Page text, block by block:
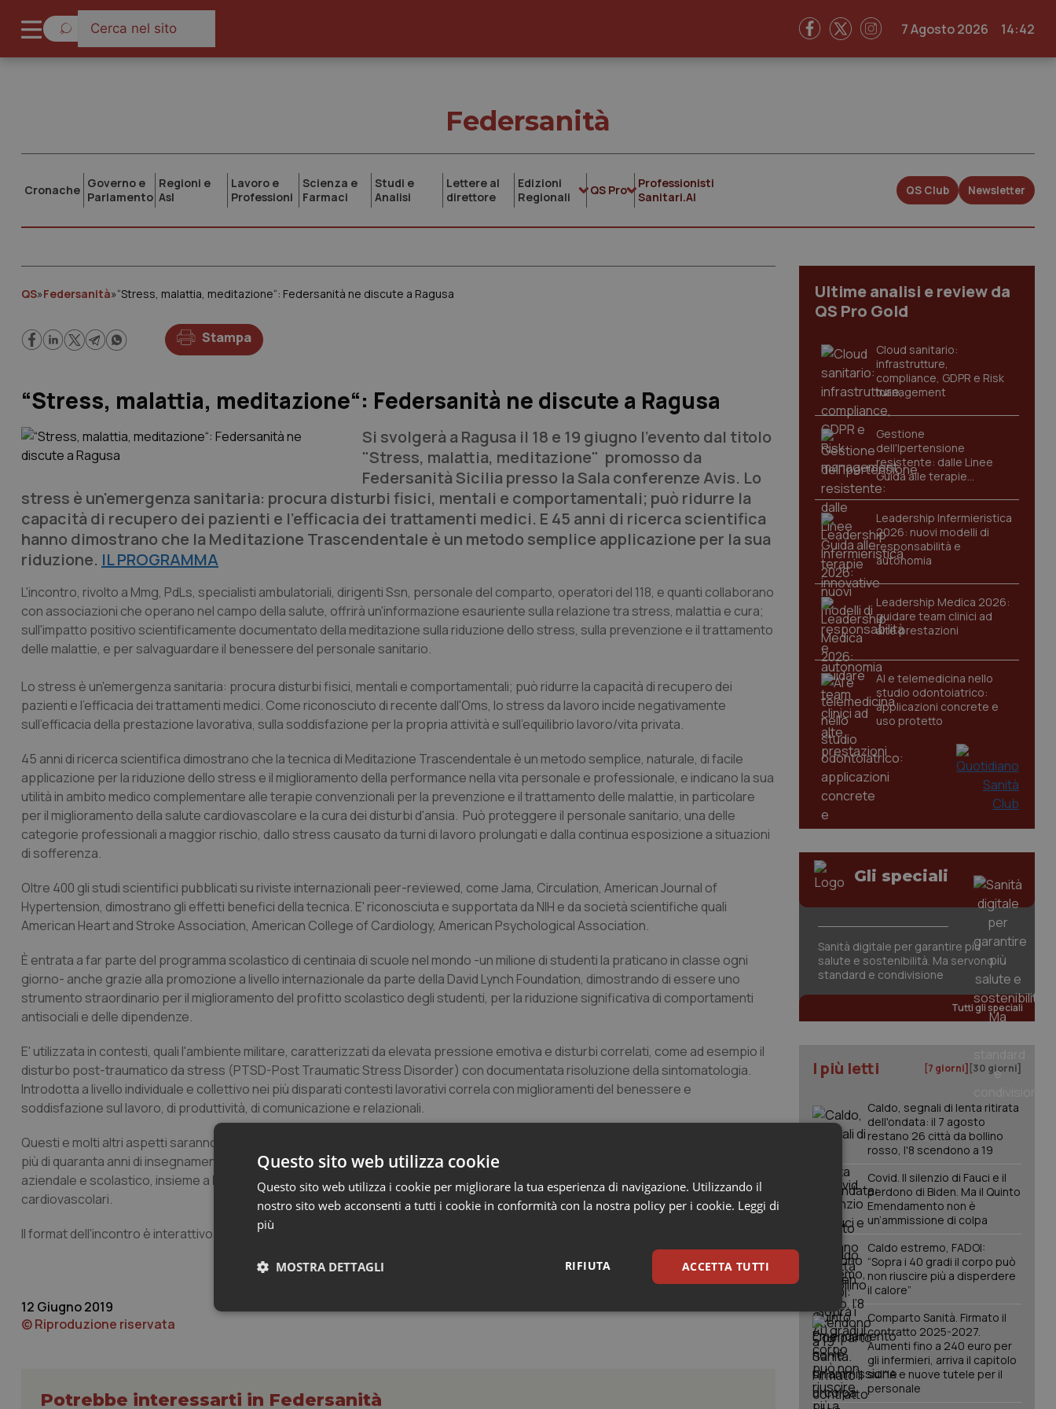
7 Agosto 2026 14:42
Federsanità
Cronache Governo e
Parlamento
Regioni e
Asl
Lavoro e
Professioni
Scienza e
Farmaci
Studi e
Analisi
Lettere al
direttore
Edizioni
Regionali
QS Pro
Professionisti
Sanitari.AI
QS Club Newsletter
QS»Federsanità»“Stress, malattia, meditazione“: Federsanità ne discute a Ragusa
Stampa
“Stress, malattia, meditazione“: Federsanità ne discute a Ragusa
Si svolgerà a Ragusa il 18 e 19 giugno l'evento dal titolo
"Stress, malattia, meditazione" promosso da
Federsanità Sicilia presso la Sala conferenze Avis. Lo
stress è un'emergenza sanitaria: procura disturbi fisici, mentali e comportamentali; può ridurre la
capacità di recupero dei pazienti e l'efficacia dei trattamenti medici. E 45 anni di ricerca scientifica
hanno dimostrano che la Meditazione Trascendentale è un metodo semplice applicazione per la sua
riduzione. IL PROGRAMMA
L'incontro, rivolto a Mmg, PdLs, specialisti ambulatoriali, dirigenti Ssn, personale del comparto, operatori del 118, e quanti collaborano
con associazioni che operano nel campo della salute, offrirà un'informazione esauriente sulla relazione tra stress, malattia e cura;
sull'impatto positivo scientificamente documentato della meditazione sulla riduzione dello stress, sulla prevenzione e il trattamento
delle malattie, e per salvaguardare il benessere del personale sanitario.
Lo stress è un'emergenza sanitaria: procura disturbi fisici, mentali e comportamentali; può ridurre la capacità di recupero dei
pazienti e l'efficacia dei trattamenti medici. Come riconosciuto di recente dall'Oms, lo stress da lavoro incide negativamente
sull'efficacia della prestazione lavorativa, sulla soddisfazione per la propria attività e sull'equilibrio lavoro/vita privata.
45 anni di ricerca scientifica dimostrano che la tecnica di Meditazione Trascendentale è un metodo semplice, naturale, di facile
applicazione per la riduzione dello stress e il miglioramento della performance nella vita personale e professionale, e indicano la sua
utilità in ambito medico complementare alle terapie convenzionali per la prevenzione e il trattamento delle malattie, in particolare
per il miglioramento della salute cardiovascolare e la cura dei disturbi d'ansia. Può proteggere il personale sanitario, una delle
categorie professionali a maggior rischio, dallo stress causato da turni di lavoro prolungati e dalla continua esposizione a situazioni
di sofferenza.
Oltre 400 gli studi scientifici pubblicati su riviste internazionali peer-reviewed, come Jama, Circulation, American Journal of
Hypertension, dimostrano gli effetti benefici della tecnica. E' riconosciuta e supportata da NIH e da società scientifiche quali
American Heart and Stroke Association, American College of Cardiology, American Psychological Association.
È entrata a far parte del programma scolastico di centinaia di scuole nel mondo -un milione di studenti la praticano in classe ogni
giorno- anche grazie alla promozione a livello internazionale da parte della David Lynch Foundation, dimostrando di essere uno
strumento straordinario per il miglioramento del profitto scolastico degli studenti, per la riduzione significativa di comportamenti
antisociali e delle dipendenze.
E' utilizzata in contesti, quali l'ambiente militare, caratterizzati da elevata pressione emotiva e disturbi correlati, come ad esempio il
disturbo post-traumatico da stress (PTSD-Post Traumatic Stress Disorder) con documentata risoluzione della sintomatologia.
Introdotta a livello individuale e collettivo nei più disparati contesti lavorativi correla con miglioramenti del benessere e
soddisfazione sul lavoro, di produttività, di comunicazione e relazionali.
Questi e molti altri aspetti saranno presentati da
più di quaranta anni di insegnamento della Meditazione Trascendentale e di promozione di questa tecnica in ambito personale,
aziendale e scolastico, insieme a Paola Santalucia
, neurologo e cardiologo, esperto nella prevenzione e la cura delle malattie
cardiovascolari.
Il format dell'incontro è interattivo con ampio spazio alle domande e richieste di chiarimenti da parte dei partecipanti.
12 Giugno 2019
© Riproduzione riservata
Potrebbe interessarti in Federsanità
Ultime analisi e review da
QS Pro Gold
Cloud sanitario:
infrastrutture,
compliance, GDPR e Risk
management
Gestione
dell'Ipertensione
resistente: dalle Linee
Guida alle terapie
innovative
Leadership Infermieristica
2026: nuovi modelli di
responsabilità e
autonomia
Leadership Medica 2026:
guidare team clinici ad
alte prestazioni
AI e telemedicina nello
studio odontoiatrico:
applicazioni concrete e
uso protetto
Gli speciali
Sanità digitale per garantire più
salute e sostenibilità. Ma servono
standard e condivisione
Tutti gli speciali
I più letti [7 giorni] [30 giorni]
Caldo, segnali di lenta ritirata
dell'ondata: il 7 agosto
restano 26 città da bollino
rosso, l'8 scendono a 19
Covid. Il silenzio di Fauci e il
perdono di Biden. Ma il Quinto
Emendamento non è
un’ammissione di colpa
Caldo estremo, FADOI:
“Sopra i 40 gradi il corpo può
non riuscire più a disperdere
il calore”
Comparto Sanità. Firmato il
contratto 2025-2027.
Aumenti fino a 240 euro per
gli infermieri, arriva il capitolo
sull'IA e nuove tutele per il
personale
Questo sito web utilizza cookie
Questo sito web utilizza i cookie per migliorare la tua esperienza di navigazione. Utilizzando il
nostro sito web acconsenti a tutti i cookie in conformità con la nostra policy per i cookie. Leggi di
più
ACCETTA TUTTI
RIFIUTA
MOSTRA DETTAGLI
Necessari Statistici Marketing